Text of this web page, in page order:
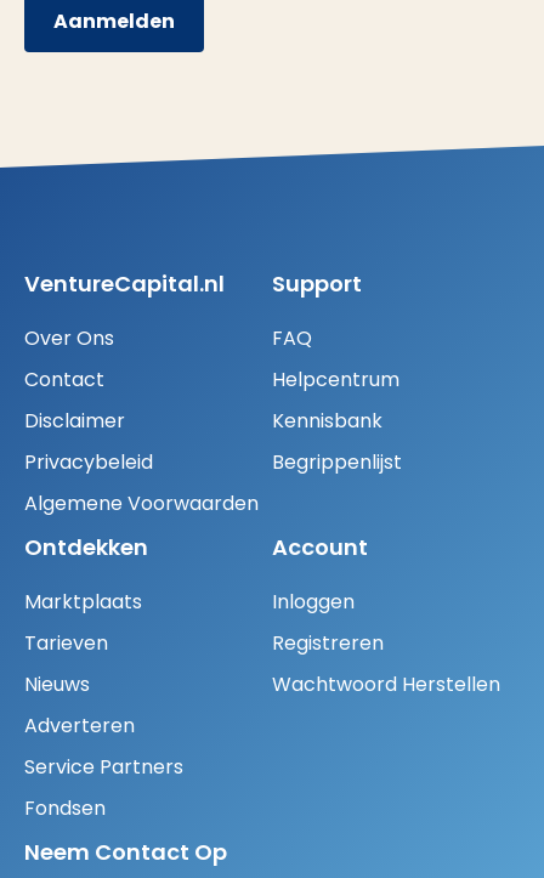
Aanmelden
VentureCapital.nl
Over Ons
Contact
Disclaimer
Privacybeleid
Algemene Voorwaarden
Support
FAQ
Helpcentrum
Kennisbank
Begrippenlijst
Ontdekken
Marktplaats
Tarieven
Nieuws
Adverteren
Service Partners
Fondsen
Account
Inloggen
Registreren
Wachtwoord Herstellen
Neem Contact Op